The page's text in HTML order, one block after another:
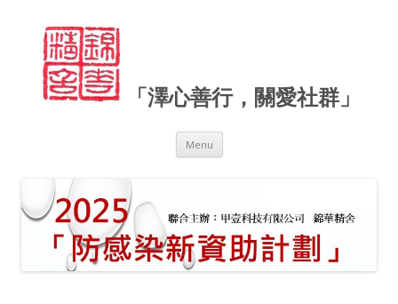
「澤心善行，關愛社群」
Menu Skip
content